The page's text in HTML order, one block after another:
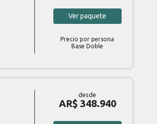
Verpaquete
Precio por persona
Base Doble
desde
AR$ 348.940